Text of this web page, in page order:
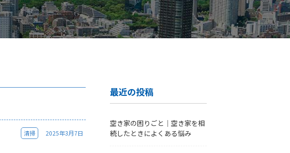
清掃 2025年3月7日
最近の投稿
空き家の困りごと｜空き家を相
続したときによくある悩み